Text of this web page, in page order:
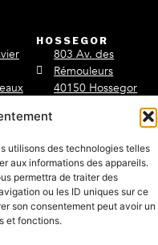
utilisons des technologies telles
aux informations des appareils.
permettra de traiter des
ou les ID uniques sur ce
son consentement peut avoir un
et fonctions.
25 92
HOSSEGOR
803 Av. des
Rémouleurs
40150 Hossegor
+33 6 59 59 41 97